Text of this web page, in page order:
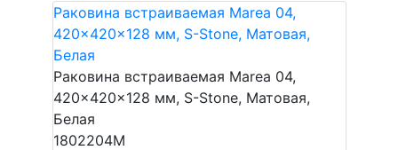
Раковина встраиваемая Marea 04,
420x420x128 мм, S-Stone, Матовая,
Белая
Раковина встраиваемая Marea 04,
420x420x128 мм, S-Stone, Матовая,
Белая
1802204M